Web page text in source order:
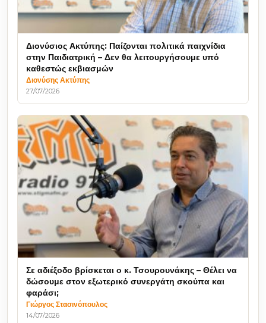
Διονύσιος Ακτύπης: Παίζονται πολιτικά παιχνίδια
στην Παιδιατρική – Δεν θα λειτουργήσουμε υπό
καθεστώς εκβιασμών
Διονύσης Ακτύπης
27/07/2026
Σε αδιέξοδο βρίσκεται ο κ. Τσουρουνάκης – Θέλει να
δώσουμε στον εξωτερικό συνεργάτη σκούπα και
φαράσι;
Γιώργος Στασινόπουλος
14/07/2026